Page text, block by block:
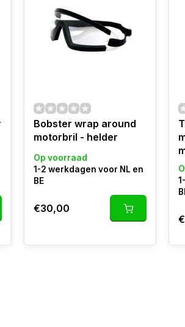
Bobster wrap around
motorbril - helder
Op voorraad
1-2 werkdagen voor NL en
BE
€30,00